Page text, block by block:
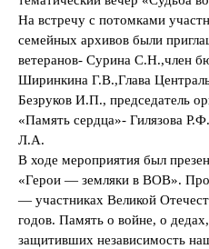
На встречу с потомками
семейных архивов были
ветеранов- Сурина С.Н.,член
Ширинкина Г.В.,Глава
Безруков И.П., председатель
«Память сердца»- Гилязова
Л.А.
В ходе мероприятия был
«Герои — земляки в ВОВ».
— участниках Великой
годов. Память о войне, о
защитивших независимость